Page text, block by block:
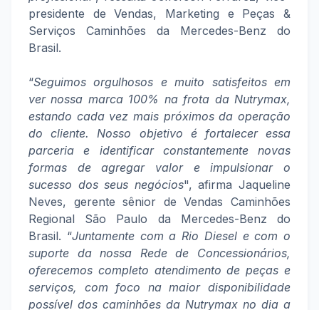
presidente de Vendas, Marketing e Peças &
Serviços Caminhões da Mercedes-Benz do
Brasil.
“Seguimos orgulhosos e muito satisfeitos em
ver nossa marca 100% na frota da Nutrymax,
estando cada vez mais próximos da operação
do cliente. Nosso objetivo é fortalecer essa
parceria e identificar constantemente novas
formas de agregar valor e impulsionar o
sucesso dos seus negócios", afirma Jaqueline
Neves, gerente sênior de Vendas Caminhões
Regional São Paulo da Mercedes-Benz do
Brasil. “Juntamente com a Rio Diesel e com o
suporte da nossa Rede de Concessionários,
oferecemos completo atendimento de peças e
serviços, com foco na maior disponibilidade
possível dos caminhões da Nutrymax no dia a